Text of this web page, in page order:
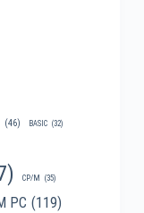
(46) BASIC (32)
CP/M (35)
PC (119)